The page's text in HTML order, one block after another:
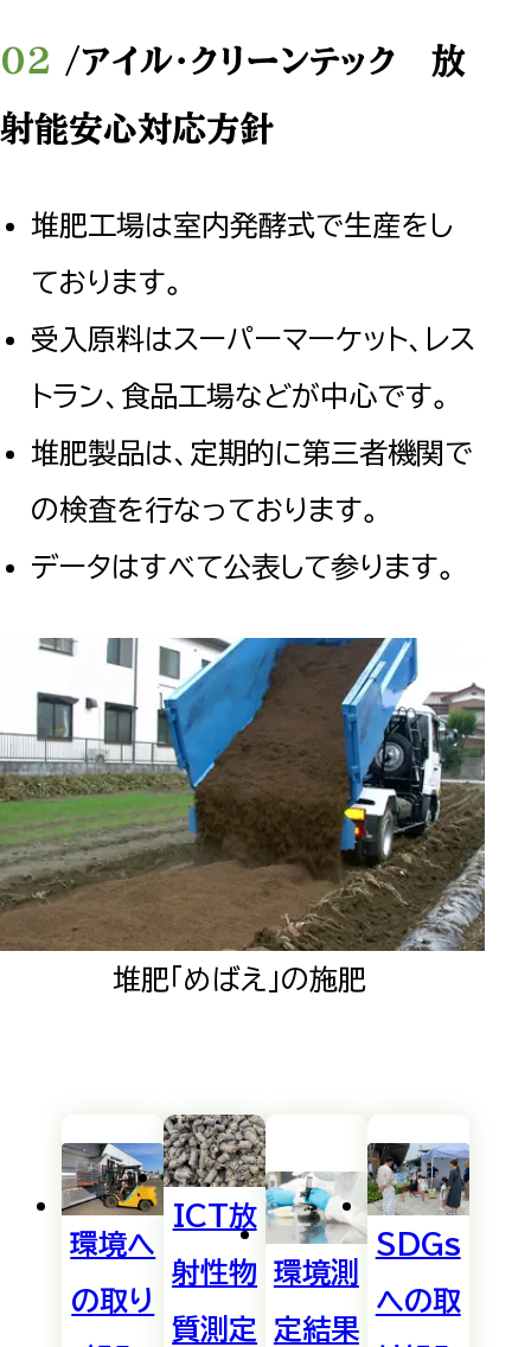
(<10)
(<10)
検出せ
(<10)
(<10)
241108004 2024.11.1
め
ば
え
検出せ
(<10)
241002008 2024.10.1
め
ば
え
検出せ
(<10)
240805039 2024.8.1
め
ば
検出せ
(<10)
め
/アイル・クリーンテック 放
射能安心対応方針
堆肥工場は室内発酵式で生産をし
ております。
受入原料はスーパーマーケット、レス
トラン、食品工場などが中心です。
堆肥製品は、定期的に第三者機関で
の検査を行なっております。
データはすべて公表して参ります。
堆肥「めばえ」の施肥
環境へ
の取り
ICT放
射性物
質測定
環境測
定結果
SDGs
への取